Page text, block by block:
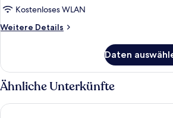
Kostenloses WLAN
Weitere Details
Weitere
Suite
Daten
Ähnliche Unterkünfte
Trans World Hotel Kranichhöhe